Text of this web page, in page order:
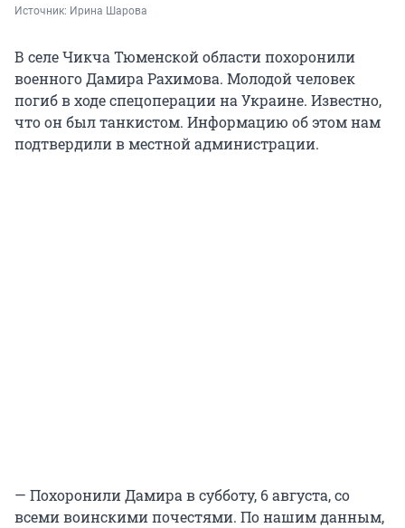
Источник: Ирина Шарова
В селе Чикча Тюменской области похоронили
военного Дамира Рахимова. Молодой человек
погиб в ходе спецоперации на Украине. Известно,
что он был танкистом. Информацию об этом нам
подтвердили в местной администрации.
— Похоронили Дамира в субботу, 6 августа, со
всеми воинскими почестями. По нашим данным,